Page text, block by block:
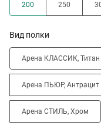
200 250
Вид полки
Арена КЛАССИК, Титан
Арена ПЬЮР, Антрацит
Арена СТИЛЬ, Хром